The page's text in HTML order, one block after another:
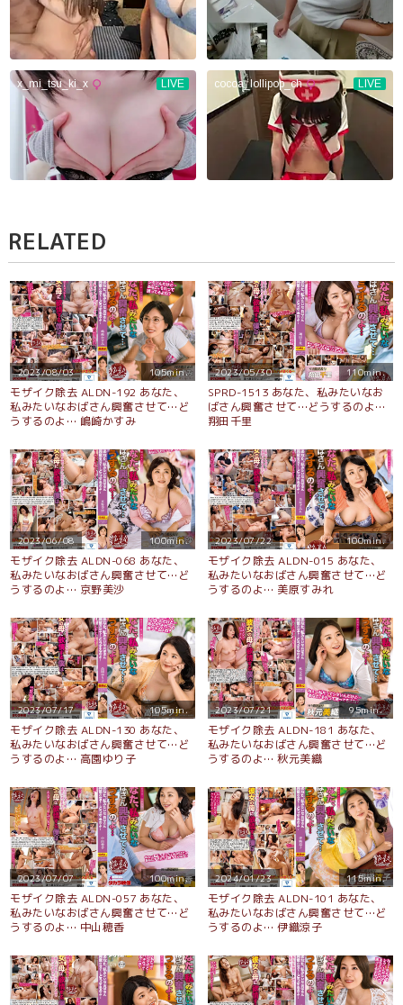
RELATED
2023/08/03 105min.
モザイク除去 ALDN-192 あなた、
私みたいなおばさん興奮させて…ど
うするのよ… 嶋崎かすみ
2023/05/30 110min.
SPRD-1513 あなた、私みたいなお
ばさん興奮させて…どうするのよ…
翔田千里
2023/06/08 100min.
モザイク除去 ALDN-068 あなた、
私みたいなおばさん興奮させて…ど
うするのよ… 京野美沙
2023/07/22 100min.
モザイク除去 ALDN-015 あなた、
私みたいなおばさん興奮させて…ど
うするのよ… 美原すみれ
2023/07/17 105min.
モザイク除去 ALDN-130 あなた、
私みたいなおばさん興奮させて…ど
うするのよ… 高園ゆり子
2023/07/21 95min.
モザイク除去 ALDN-181 あなた、
私みたいなおばさん興奮させて…ど
うするのよ… 秋元美織
2023/07/07 100min.
モザイク除去 ALDN-057 あなた、
私みたいなおばさん興奮させて…ど
うするのよ… 中山穂香
2024/01/23 115min.
モザイク除去 ALDN-101 あなた、
私みたいなおばさん興奮させて…ど
うするのよ… 伊織涼子